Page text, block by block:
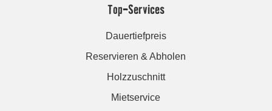
Top-Services
Dauertiefpreis
Reservieren & Abholen
Holzzuschnitt
Mietservice